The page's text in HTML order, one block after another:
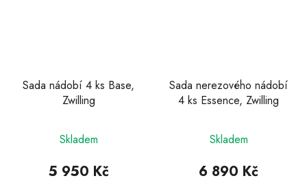
Sada nádobí 4 ks Base,
Zwilling
hodnocení
produktu
Skladem
5 950 Kč
Sada nerezového nádobí
4 ks Essence, Zwilling
Skladem
6 890 Kč